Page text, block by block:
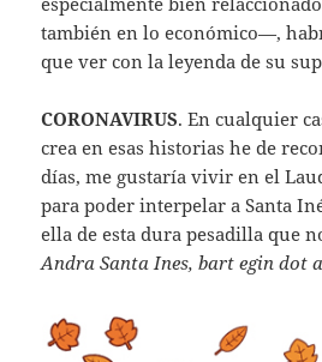
también en lo económico—,
que ver con la leyenda de su
CORONAVIRUS. En cualquier
crea en esas historias he de
días, me gustaría vivir en el
para poder interpelar a Santa
ella de esta dura pesadilla que
Andra Santa Ines, bart egin dot